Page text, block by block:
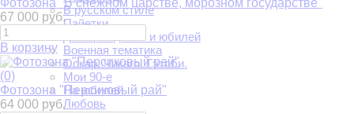
В русском стиле
Пайетки
День рождения и юбилей
Военная тематика
Оскар. Чикаго. Гэтсби.
Мои 90-е
На юбилей
Любовь
67 000 руб.
В корзину
(0)
Фотозона "Персиковый рай"
64 000 руб.